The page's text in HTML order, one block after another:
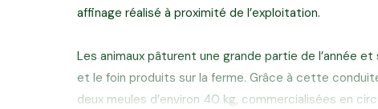
affinage réalisé à proximité de l’exploitation.
Les animaux pâturent une grande partie de l’année
et le foin produits sur la ferme. Grâce à cette
deux meules d’environ 40 kg, commercialisées en